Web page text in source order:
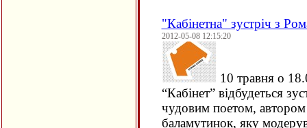
"Кабінетна" зустріч з
2012-05-08 12:15:20
10 травня о
“Кабінет” відбудеться
чудовим поетом,
баламутинок, яку